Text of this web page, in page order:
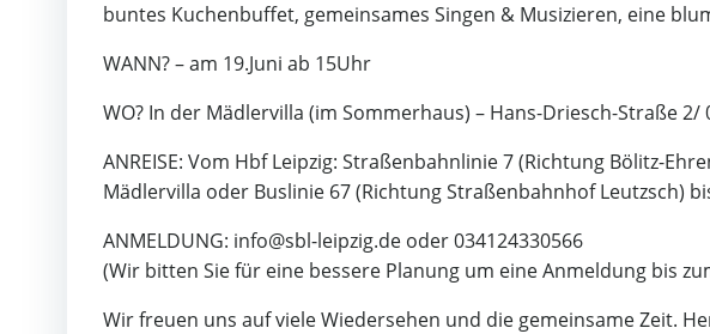
buntes Kuchenbuffet, gemeinsames Singen & Musizieren, eine
WANN? – am 19.Juni ab 15Uhr
WO? In der Mädlervilla (im Sommerhaus) – Hans-Driesch-Straße 2/
ANREISE: Vom Hbf Leipzig: Straßenbahnlinie 7 (Richtung Bölitz-
Mädlervilla oder Buslinie 67 (Richtung Straßenbahnhof Leutzsch)
ANMELDUNG: info@sbl-leipzig.de oder 034124330566
(Wir bitten Sie für eine bessere Planung um eine Anmeldung bis
Wir freuen uns auf viele Wiedersehen und die gemeinsame Zeit.